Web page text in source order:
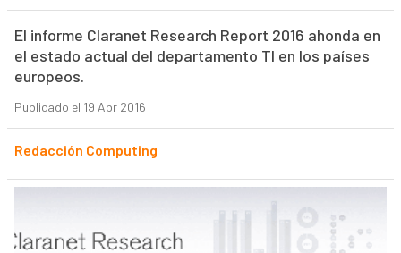
El informe Claranet Research Report 2016 ahonda en
el estado actual del departamento TI en los países
europeos.
Publicado el 19 Abr 2016
Redacción Computing